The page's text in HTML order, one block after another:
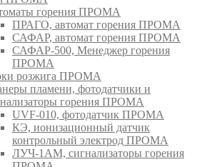
горения ПРОМА
ПРАГО, автомат горения ПРОМА
САФАР, автомат горения ПРОМА
САФАР-500, Менеджер горения
ПРОМА
розжига ПРОМА
пламени, фотодатчики и
горения ПРОМА
UVF-010, фотодатчик ПРОМА
КЭ, ионизационный датчик
контрольный электрод ПРОМА
ЛУЧ-1АМ, сигнализаторы горения